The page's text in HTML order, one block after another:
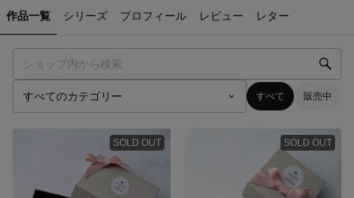
作品一覧 シリーズ プロフィール レビュー レター
すべて 販売中
SOLD OUT SOLD OUT